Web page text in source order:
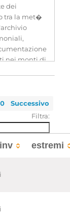
dei
tra la met�
nei monti di
di Gattinara.
dal sec. XI
Successivo
Filtra:
inv estremi